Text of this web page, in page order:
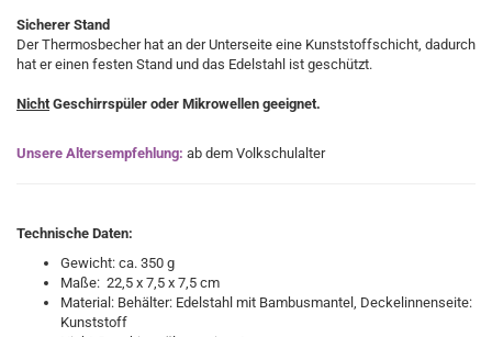
Sicherer Stand
Der Thermosbecher hat an der Unterseite eine Kunststoffschicht, dadurch
hat er einen festen Stand und das Edelstahl ist geschützt.
NichtGeschirrspüler oder Mikrowellen geeignet.
Unsere Altersempfehlung: ab dem Volkschulalter
Technische Daten:
Gewicht: ca. 350 g
Maße: 22,5 x 7,5 x 7,5 cm
Material: Behälter: Edelstahl mit Bambusmantel, Deckelinnenseite:
Kunststoff